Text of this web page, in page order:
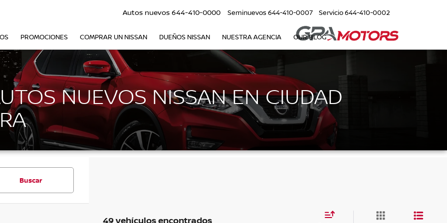
Autos nuevos 644-410-0000 Seminuevos644-410-0007 Servicio644-410-0002
PROMOCIONES COMPRAR UN NISSAN DUEÑOS NISSAN NUESTRA AGENCIA OUR BLOG
NUEVOS NISSAN EN CIUDAD
Buscar
49 vehículos encontrados